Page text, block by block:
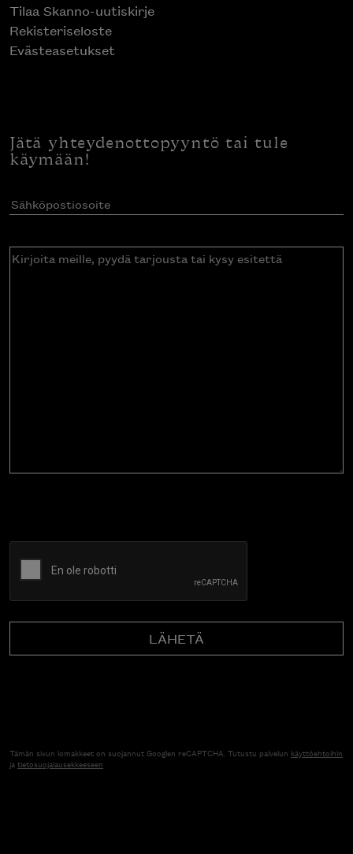
Tilaa Skanno-uutiskirje
Rekisteriseloste
Evästeasetukset
Jätä yhteydenottopyyntö tai tule
käymään!
Sähköpostiosoite(Pakollinen)
Kirjoita
Tämän sivun lomakkeet on suojannut Googlen reCAPTCHA. Tutustu palvelun käyttöehtoihin
jatietosuojalausekkeeseen